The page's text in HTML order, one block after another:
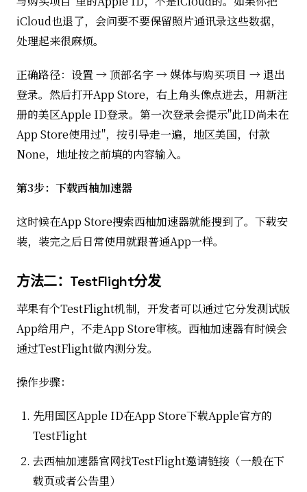
iCloud也退了，会问要不要保留照片通讯录这些数据，
处理起来很麻烦。
正确路径：设置 → 顶部名字 → 媒体与购买项目 → 退出
登录。然后打开App Store，右上角头像点进去，用新注
册的美区Apple ID登录。第一次登录会提示"此ID尚未在
App Store使用过"，按引导走一遍，地区美国，付款
None，地址按之前填的内容输入。
第3步：下载西柚加速器
这时候在App Store搜索西柚加速器就能搜到了。下载安
装，装完之后日常使用就跟普通App一样。
方法二：TestFlight分发
苹果有个TestFlight机制，开发者可以通过它分发测试版
App给用户，不走App Store审核。西柚加速器有时候会
通过TestFlight做内测分发。
操作步骤：
先用国区Apple ID在App Store下载Apple官方的
TestFlight
去西柚加速器官网找TestFlight邀请链接（一般在下
载页或者公告里）